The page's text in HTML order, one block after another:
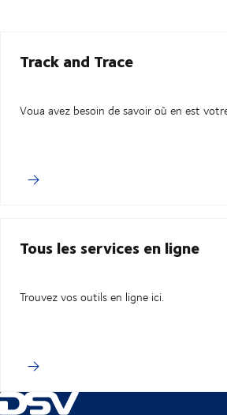
Track and Trace
Voua avez besoin de savoir où en est
Tous les services en ligne
Trouvez vos outils en ligne ici.